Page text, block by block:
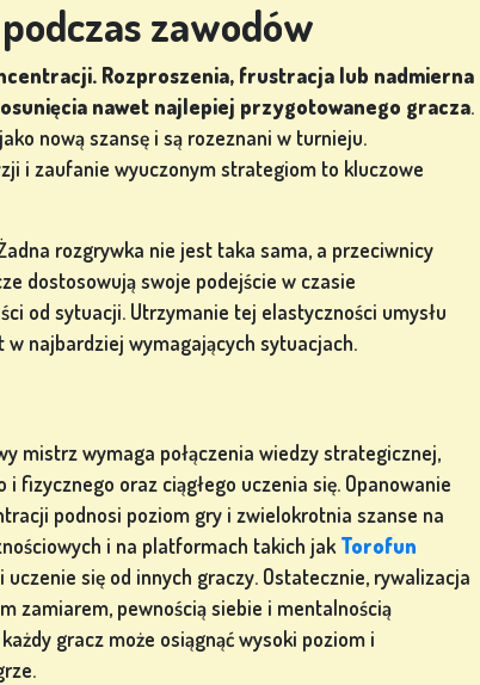
zawodów
Rozproszenia, frustracja lub nadmierna
nawet najlepiej przygotowanego gracza.
nową szansę i są rozeznani w turnieju.
i zaufanie wyuczonym strategiom to kluczowe
rozgrywka nie jest taka sama, a przeciwnicy
dostosowują swoje podejście w czasie
od sytuacji. Utrzymanie tej elastyczności umysłu
najbardziej wymagających sytuacjach.
mistrz wymaga połączenia wiedzy strategicznej,
fizycznego oraz ciągłego uczenia się. Opanowanie
podnosi poziom gry i zwielokrotnia szanse na
i na platformach takich jak Torofun
się od innych graczy. Ostatecznie, rywalizacja
zamiarem, pewnością siebie i mentalnością
gracz może osiągnąć wysoki poziom i